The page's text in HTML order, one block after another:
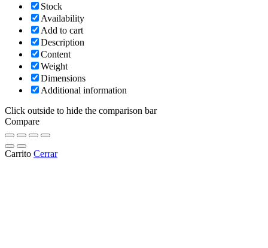
Stock
Availability
Add to cart
Description
Content
Weight
Dimensions
Additional information
Click outside to hide the comparison bar
Compare
Carrito Cerrar